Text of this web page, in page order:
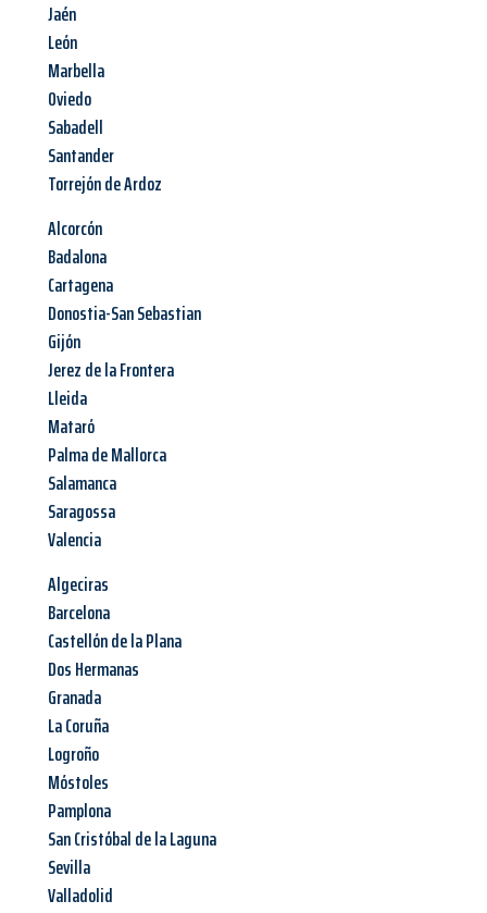
Jaén
León
Marbella
Oviedo
Sabadell
Santander
Torrejón de Ardoz
Alcorcón
Badalona
Cartagena
Donostia-San Sebastian
Gijón
Jerez de la Frontera
Lleida
Mataró
Palma de Mallorca
Salamanca
Saragossa
Valencia
Algeciras
Barcelona
Castellón de la Plana
Dos Hermanas
Granada
La Coruña
Logroño
Móstoles
Pamplona
San Cristóbal de la Laguna
Sevilla
Valladolid